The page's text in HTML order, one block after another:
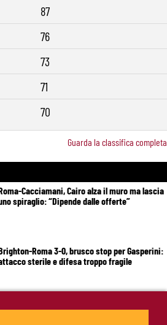
87
76
73
71
70
Guarda la classifica completa
Cacciamani, Cairo alza il muro ma lascia
spiraglio: “Dipende dalle offerte”
Roma 3-0, brusco stop per Gasperini:
sterile e difesa troppo fragile
sorprende tutti: “Il mio idolo era